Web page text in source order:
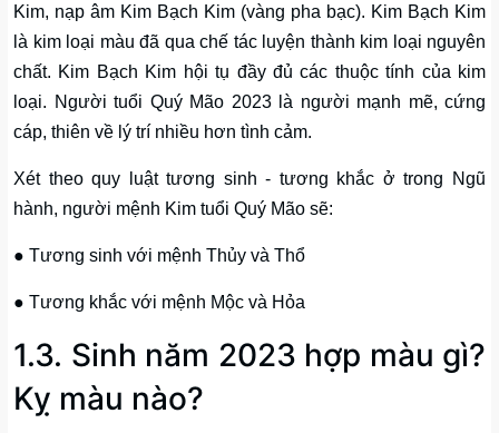
Kim, nạp âm Kim Bạch Kim (vàng pha bạc). Kim Bạch Kim
là kim loại màu đã qua chế tác luyện thành kim loại nguyên
chất. Kim Bạch Kim hội tụ đầy đủ các thuộc tính của kim
loại. Người tuổi Quý Mão 2023 là người mạnh mẽ, cứng
cáp, thiên về lý trí nhiều hơn tình cảm.
Xét theo quy luật tương sinh - tương khắc ở trong Ngũ
hành, người mệnh Kim tuổi Quý Mão sẽ:
● Tương sinh với mệnh Thủy và Thổ
● Tương khắc với mệnh Mộc và Hỏa
1.3. Sinh năm 2023 hợp màu gì?
Kỵ màu nào?